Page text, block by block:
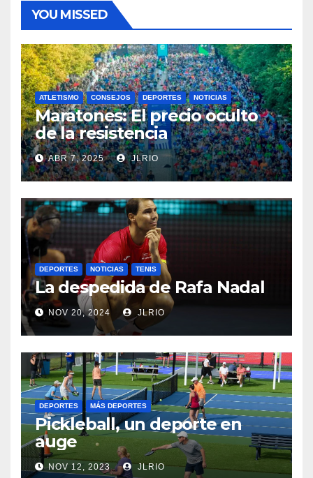
YOU MISSED
ATLETISMO CONSEJOS DEPORTES NOTICIAS
Maratones: El precio oculto
de la resistencia
ABR 7, 2025 JLRIO
DEPORTES NOTICIAS TENIS
La despedida de Rafa Nadal
NOV 20, 2024 JLRIO
DEPORTES MÁS DEPORTES
Pickleball, un deporte en
auge
NOV 12, 2023 JLRIO